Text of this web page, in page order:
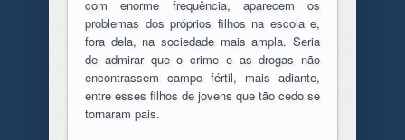
com enorme frequência, aparecem os
problemas dos próprios filhos na escola e,
fora dela, na sociedade mais ampla. Seria
de admirar que o crime e as drogas não
encontrassem campo fértil, mais adiante,
entre esses filhos de jovens que tão cedo se
tornaram pais.